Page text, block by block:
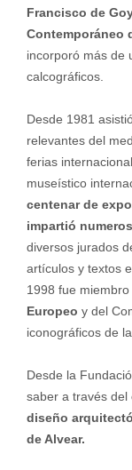
Francisco de
Contemporáneo
incorporó más de
calcográficos.
Desde 1981
relevantes del
ferias
museístico
centenar de
impartió
diversos jurados
artículos y textos
1998 fue miembro
Europeo y del
iconográficos de
Desde la
saber a través del
diseño
de Alvear.